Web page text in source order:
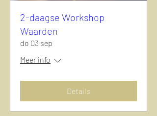
2-daagse Workshop
Waarden
do 03 sep
Meer info
Details